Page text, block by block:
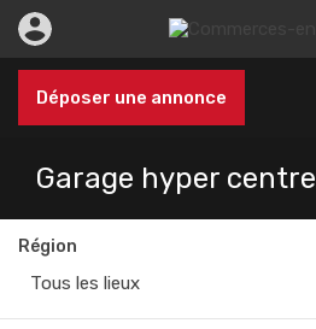
Déposer une annonce
Garage hyper centre
Région
Tous les lieux